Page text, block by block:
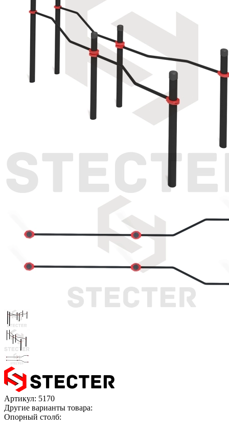
Артикул: 5170
Другие варианты товара:
Опорный столб: